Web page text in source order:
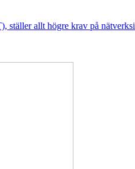
allt högre krav på